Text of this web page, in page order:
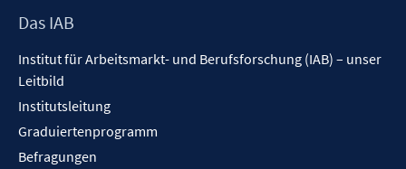
Footer
Das IAB
Institut für Arbeitsmarkt- und Berufsforschung (IAB) – unser
Leitbild
Institutsleitung
Graduiertenprogramm
Befragungen